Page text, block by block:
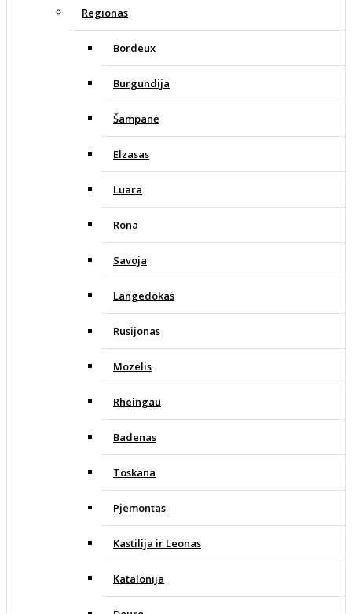
Regionas
Bordeux
Burgundija
Šampanė
Elzasas
Luara
Rona
Savoja
Langedokas
Rusijonas
Mozelis
Rheingau
Badenas
Toskana
Pjemontas
Kastilija ir Leonas
Katalonija